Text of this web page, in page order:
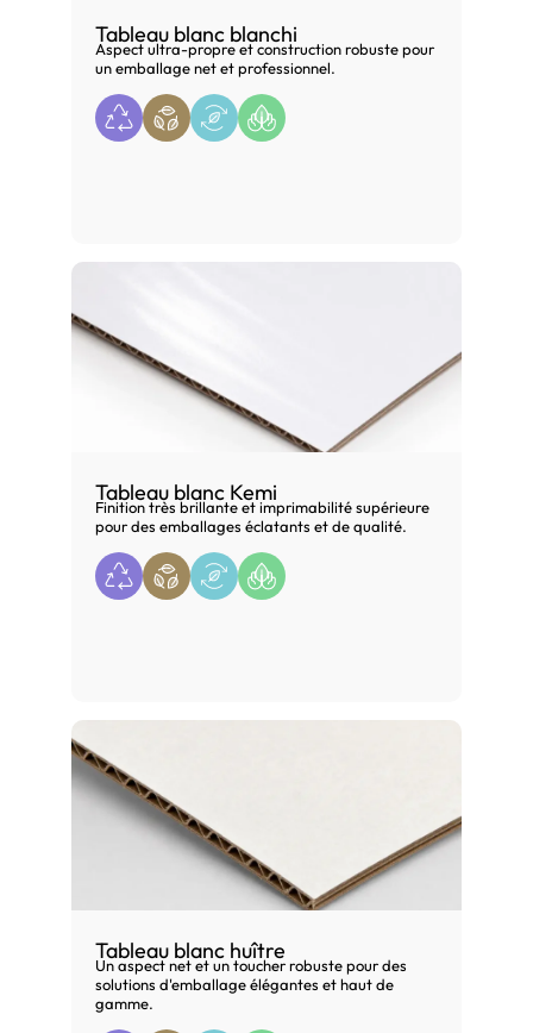
Tableau blanc blanchi
Aspect ultra-propre et construction robuste pour
un emballage net et professionnel.
Tableau blanc Kemi
Finition très brillante et imprimabilité supérieure
pour des emballages éclatants et de qualité.
Tableau blanc huître
Un aspect net et un toucher robuste pour des
solutions d'emballage élégantes et haut de
gamme.